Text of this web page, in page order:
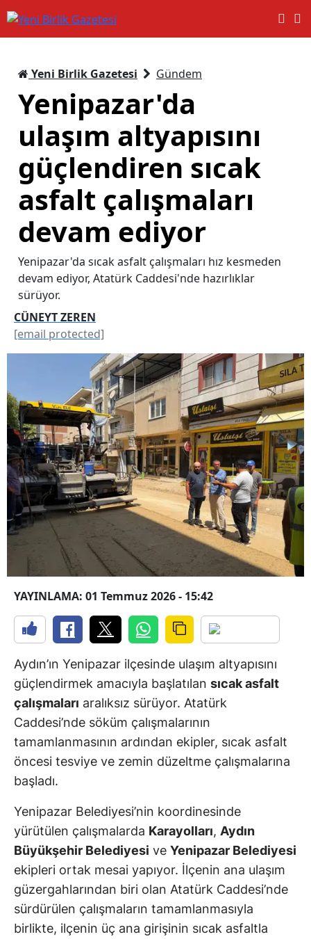
Yeni Birlik Gazetesi Gündem
Yenipazar'da
ulaşım altyapısını
güçlendiren sıcak
asfalt çalışmaları
devam ediyor
Yenipazar'da sıcak asfalt çalışmaları hız kesmeden
devam ediyor, Atatürk Caddesi'nde hazırlıklar
sürüyor.
CÜNEYT ZEREN
[email protected]
YAYINLAMA: 01 Temmuz 2026 - 15:42
Aydın’ın Yenipazar ilçesinde ulaşım altyapısını
güçlendirmek amacıyla başlatılan sıcak asfalt
çalışmaları aralıksız sürüyor. Atatürk
Caddesi’nde söküm çalışmalarının
tamamlanmasının ardından ekipler, sıcak asfalt
öncesi tesviye ve zemin düzeltme çalışmalarına
başladı.
Yenipazar Belediyesi’nin koordinesinde
yürütülen çalışmalarda Karayolları, Aydın
Büyükşehir Belediyesi ve Yenipazar Belediyesi
ekipleri ortak mesai yapıyor. İlçenin ana ulaşım
güzergahlarından biri olan Atatürk Caddesi’nde
sürdürülen çalışmaların tamamlanmasıyla
birlikte, ilçenin üç ana girişinin sıcak asfaltla